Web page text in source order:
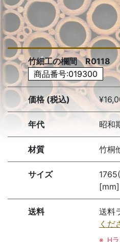
竹細工の欄間 R0118
商品番号:019300
価格 (税込)
年代 昭和
材質 竹桐
サイズ
[mm]
送料 送料
くだ
H